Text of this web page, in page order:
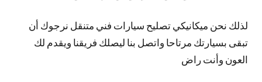
لذلك نحن ميكانيكي تصليح سيارات فني متنقل نرجوك أن
تبقى بسيارتك مرتاحا واتصل بنا ليصلك فريقنا ويقدم لك
العون وأنت راض